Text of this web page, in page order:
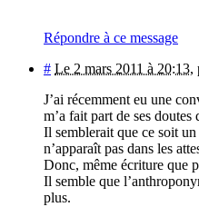
Répondre à ce message
# Le 2 mars 2011 à 20:13,
J’ai récemment eu une
m’a fait part de ses doutes
Il semblerait que ce soit un
n’apparaît pas dans les
Donc, même écriture que
Il semble que
plus.